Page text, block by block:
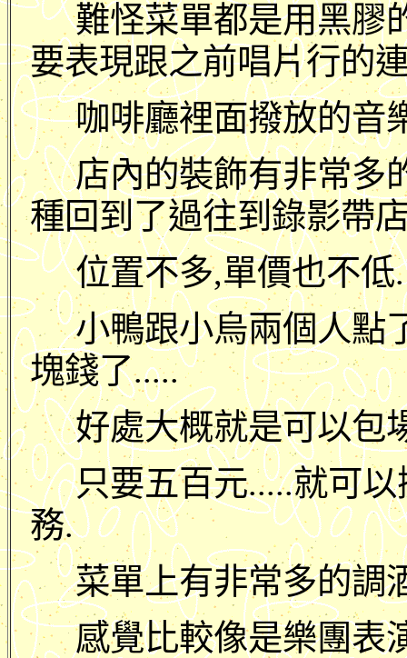
難怪菜單都是用黑膠
要表現跟之前唱片行的
咖啡廳裡面撥放的音
店內的裝飾有非常多
種回到了過往到錄影帶
位置不多,單價也不低.
小鴨跟小烏兩個人點
塊錢了.....
好處大概就是可以包
只要五百元.....就可
務.
菜單上有非常多的調
感覺比較像是樂團表